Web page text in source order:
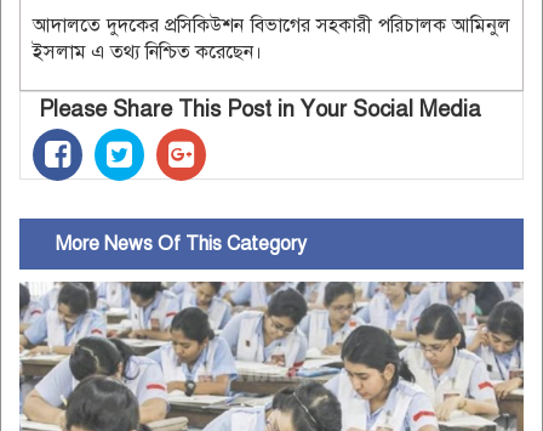
আদালতে দুদকের প্রসিকিউশন বিভাগের সহকারী পরিচালক আমিনুল
ইসলাম এ তথ্য নিশ্চিত করেছেন।
Please Share This Post in Your Social Media
More News Of This Category